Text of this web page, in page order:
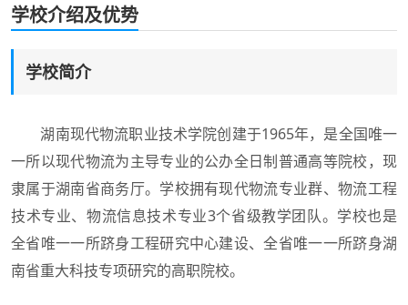
学校介绍及优势
学校简介
湖南现代物流职业技术学院创建于1965年，是全国唯一
一所以现代物流为主导专业的公办全日制普通高等院校，现
隶属于湖南省商务厅。学校拥有现代物流专业群、物流工程
技术专业、物流信息技术专业3个省级教学团队。学校也是
全省唯一一所跻身工程研究中心建设、全省唯一一所跻身湖
南省重大科技专项研究的高职院校。